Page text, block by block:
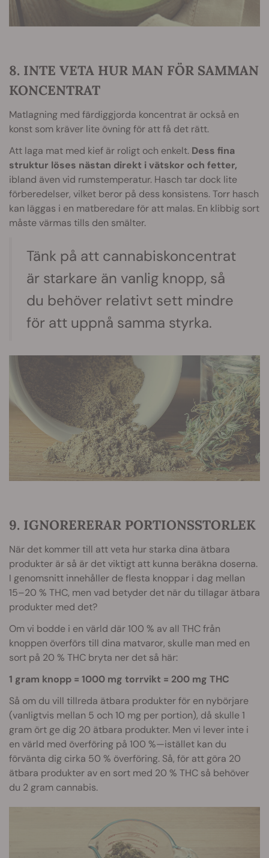
8. INTE VETA HUR MAN FÖR SAMMAN
KONCENTRAT
Matlagning med färdiggjorda koncentrat är också en
konst som kräver lite övning för att få det rätt.
Att laga mat med kief är roligt och enkelt. Dess fina
struktur löses nästan direkt i vätskor och fetter,
ibland även vid rumstemperatur. Hasch tar dock lite
förberedelser, vilket beror på dess konsistens. Torr hasch
kan läggas i en matberedare för att malas. En klibbig sort
måste värmas tills den smälter.
Tänk på att cannabiskoncentrat
är starkare än vanlig knopp, så
du behöver relativt sett mindre
för att uppnå samma styrka.
9. IGNORERERAR PORTIONSSTORLEK
När det kommer till att veta hur starka dina ätbara
produkter är så är det viktigt att kunna beräkna doserna.
I genomsnitt innehåller de flesta knoppar i dag mellan
15–20 % THC, men vad betyder det när du tillagar ätbara
produkter med det?
Om vi bodde i en värld där 100 % av all THC från
knoppen överförs till dina matvaror, skulle man med en
sort på 20 % THC bryta ner det så här:
1 gram knopp = 1000 mg torrvikt = 200 mg THC
Så om du vill tillreda ätbara produkter för en nybörjare
(vanligtvis mellan 5 och 10 mg per portion), då skulle 1
gram ört ge dig 20 ätbara produkter. Men vi lever inte i
en värld med överföring på 100 %—istället kan du
förvänta dig cirka 50 % överföring. Så, för att göra 20
ätbara produkter av en sort med 20 % THC så behöver
du 2 gram cannabis.